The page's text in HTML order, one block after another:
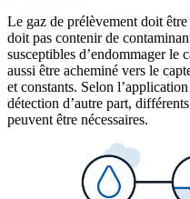
Le gaz de prélèvement doit
doit pas contenir de
susceptibles d’endommager le
aussi être acheminé vers le
et constants. Selon
détection d’autre part,
peuvent être nécessaires.